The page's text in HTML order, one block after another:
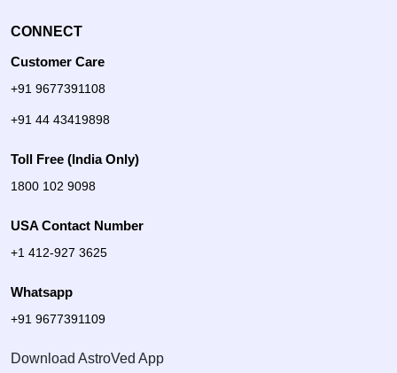
CONNECT
Customer Care
+91 9677391108
+91 44 43419898
Toll Free (India Only)
1800 102 9098
USA Contact Number
+1 412-927 3625
Whatsapp
+91 9677391109
Download AstroVed App